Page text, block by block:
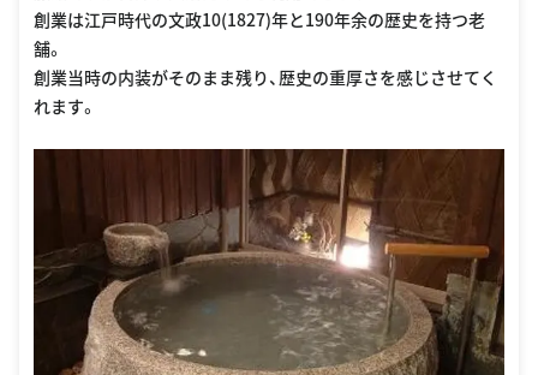
創業は江戸時代の文政10(1827)年と190年余の歴史を持つ老
舗。
創業当時の内装がそのまま残り、歴史の重厚さを感じさせてく
れます。